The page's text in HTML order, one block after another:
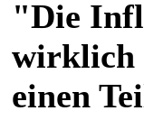
"Die
wirklich
einen